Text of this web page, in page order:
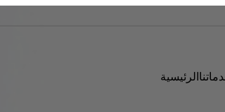
الرئيسية